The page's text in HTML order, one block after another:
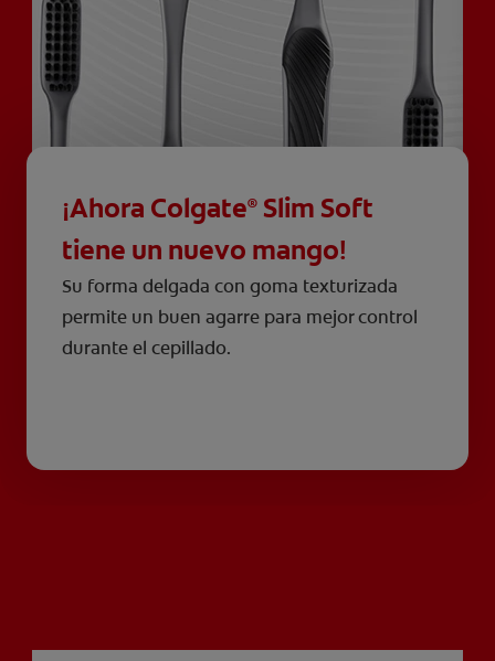
¡Ahora Colgate® Slim Soft
tiene un nuevo mango!
Su forma delgada con goma texturizada
permite un buen agarre para mejor control
durante el cepillado.